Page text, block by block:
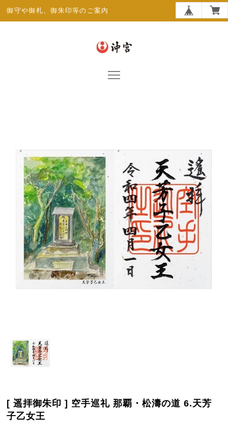
御守や御札、御朱印等のご案内
[ 遥拝御朱印 ] 空手巡礼 那覇・松濤の道 6.天芳
子乙女王